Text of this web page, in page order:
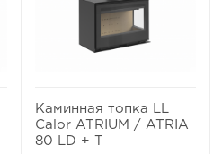
Каминная топка LL
Calor ATRIUM / ATRIA
80 LD + T